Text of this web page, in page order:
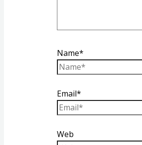
Name*
Email*
Web